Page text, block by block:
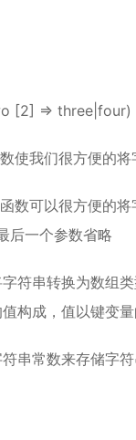
[2] => three|four)
使我们很方便的将
数可以很方便的
后一个参数省略
符串转换为数组
构成，值以键变量
串常数来存储字